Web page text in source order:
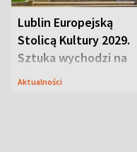
Lublin Europejską
Stolicą Kultury 2029.
Sztuka wychodzi na
ulice
Aktualności